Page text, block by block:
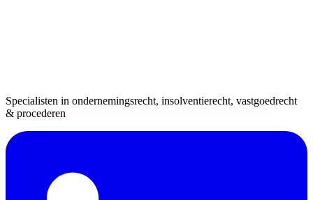
Specialisten in ondernemingsrecht, insolventierecht, vastgoedrecht
& procederen